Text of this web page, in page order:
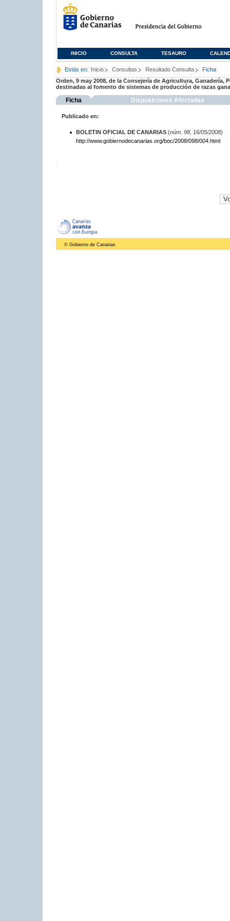
INICIO CONSULTA TESAURO
Estás en: Inicio Consultas Resultado Consulta
Ficha
Orden, 9 may 2008, de la Consejería de Agricultura,
destinadas al fomento de sistemas de producción de razas
Ficha Disposiciones Afectadas
Publicado en:
BOLETIN OFICIAL DE CANARIAS(núm. 98, 16/05/2008)
http://www.gobiernodecanarias.org/boc/2008/098/004.html
© Gobierno de Canarias